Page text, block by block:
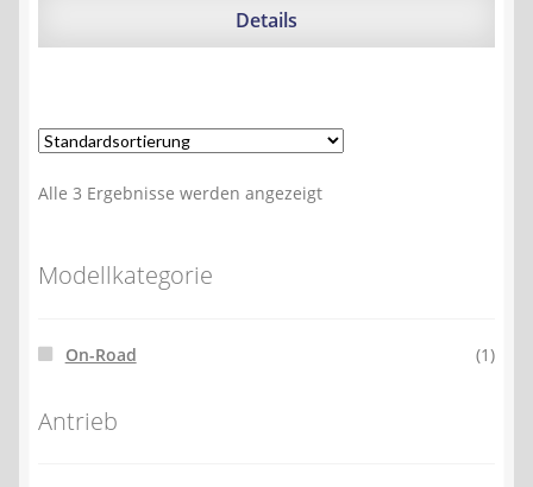
Details
Alle 3 Ergebnisse werden angezeigt
Modellkategorie
On-Road (1)
Antrieb